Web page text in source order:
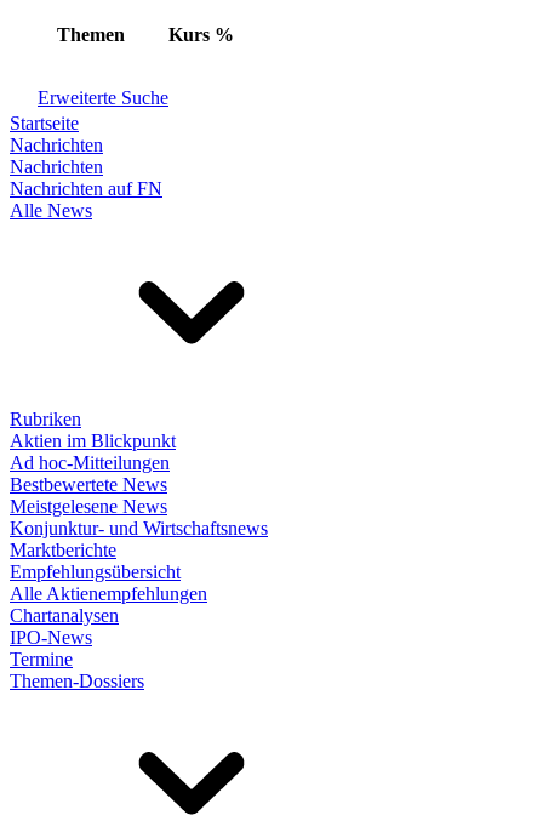
Themen Kurs %
Erweiterte Suche
Startseite
Nachrichten
Nachrichten
Nachrichten auf FN
Alle News
Rubriken
Aktien im Blickpunkt
Ad hoc-Mitteilungen
Bestbewertete News
Meistgelesene News
Konjunktur- und Wirtschaftsnews
Marktberichte
Empfehlungsübersicht
Alle Aktienempfehlungen
Chartanalysen
IPO-News
Termine
Themen-Dossiers